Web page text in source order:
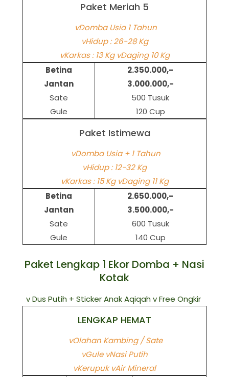
Paket Meriah 5
vDomba Usia 1 Tahun
vHidup : 26-28 Kg
vKarkas : 13 Kg vDaging 10 Kg
Betina
Jantan
Sate
Gule
2.350.000,-
3.000.000,-
500 Tusuk
120 Cup
Paket Istimewa
vDomba Usia + 1 Tahun
vHidup : 12-32 Kg
vKarkas : 15 Kg vDaging 11 Kg
Betina
Jantan
Sate
Gule
2.650.000,-
3.500.000,-
600 Tusuk
140 Cup
Paket Lengkap 1 Ekor Domba + Nasi
Kotak
v Dus Putih + Sticker Anak Aqiqah v Free Ongkir
LENGKAP HEMAT
vOlahan Kambing / Sate
vGule vNasi Putih
vKerupuk vAir Mineral